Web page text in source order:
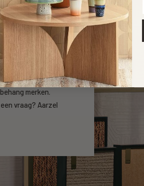
merken.
vraag? Aarzel